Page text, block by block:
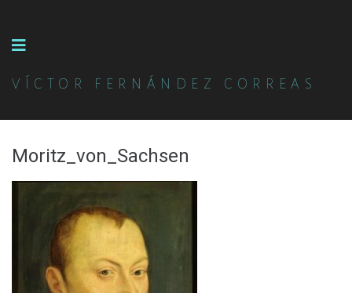
VÍCTOR FERNÁNDEZ CORREAS
Moritz_von_Sachsen